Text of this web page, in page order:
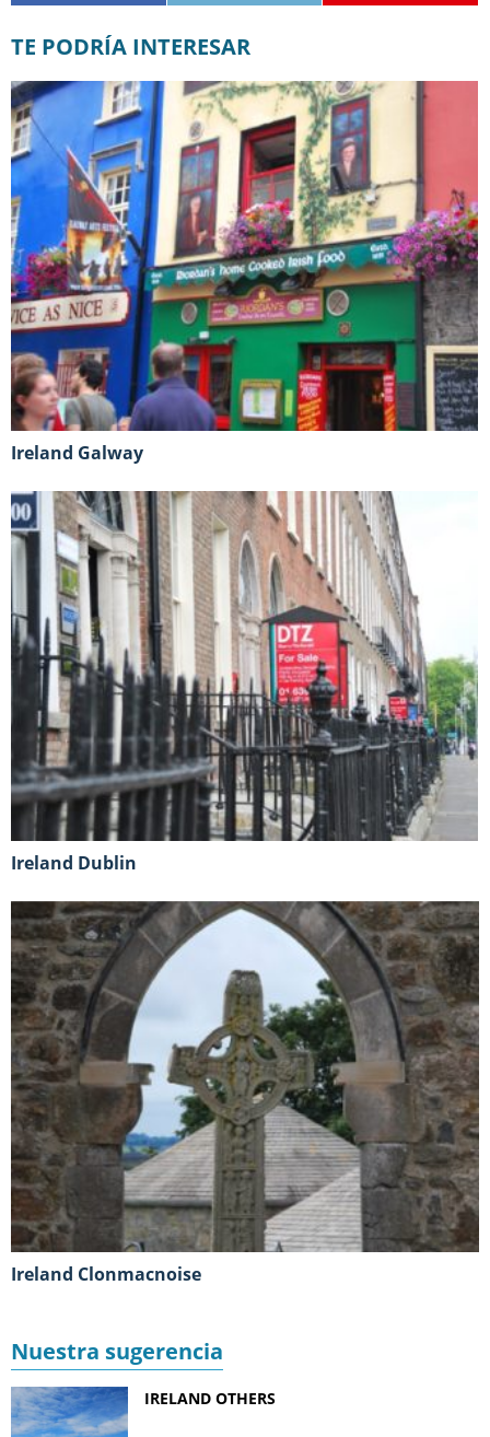
TE PODRÍA INTERESAR
Ireland Galway
Ireland Dublin
Ireland Clonmacnoise
Nuestra sugerencia
IRELAND OTHERS